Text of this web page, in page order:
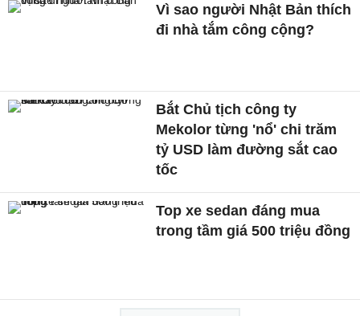
Vì sao người Nhật Bản thích
đi nhà tắm công cộng?
Bắt Chủ tịch công ty
Mekolor từng 'nổ' chi trăm
tỷ USD làm đường sắt cao
tốc
Top xe sedan đáng mua
trong tầm giá 500 triệu đồng